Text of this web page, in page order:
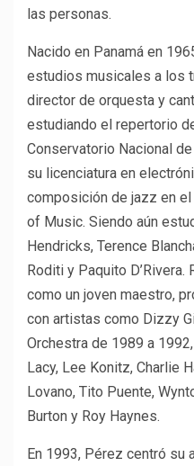
las personas.
Nacido en Panamá en
estudios musicales a los
director de orquesta y
estudiando el repertorio
Conservatorio Nacional
su licenciatura en
composición de jazz en
of Music. Siendo aún
Hendricks, Terence
Roditi y Paquito
como un joven maestro,
con artistas como Dizzy
Orchestra de 1989 a
Lacy, Lee Konitz, Charlie
Lovano, Tito Puente,
Burton y Roy Haynes.
En 1993, Pérez centró su